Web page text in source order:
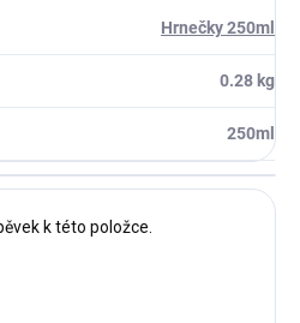
Hrnečky 250ml
0.28 kg
250ml
k této položce.